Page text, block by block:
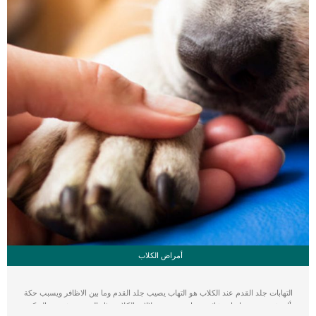
أمراض الكلاب
التهابات جلد القدم عند الكلاب هو التهاب يصيب جلد القدم وما بين الاظافر ويسبب حكة
وألم شديد وتعتبر اصابة شائعة جدا بين بعض سلالات الكلاب مثل الجيرمن شيبرد والبوكسر